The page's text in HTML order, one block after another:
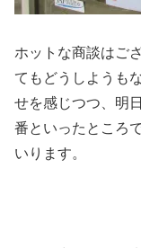
ホットな商談はご
てもどうしようも
せを感じつつ、明
番といったところ
いります。